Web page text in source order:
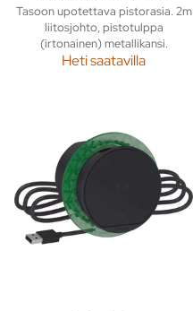
Tasoon upotettava pistorasia. 2m
liitosjohto, pistotulppa
(irtonainen) metallikansi.
Heti saatavilla